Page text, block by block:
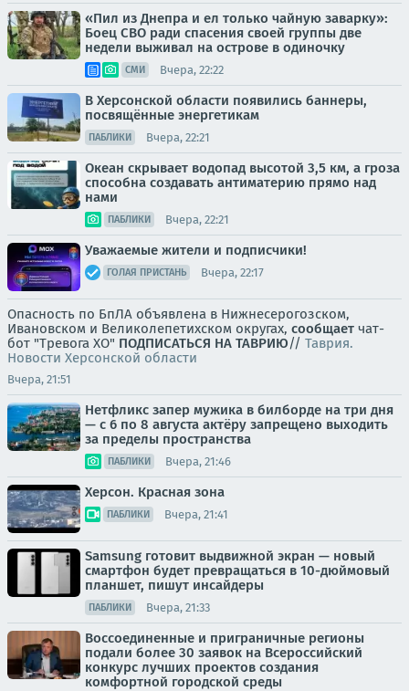
«Пил из Днепра и ел только чайную заварку»:
Боец СВО ради спасения своей группы две
недели выживал на острове в одиночку
СМИ Вчера, 22:22
В Херсонской области появились баннеры,
посвящённые энергетикам
ПАБЛИКИ Вчера, 22:21
Океан скрывает водопад высотой 3,5 км, а гроза
способна создавать антиматерию прямо над
нами
ПАБЛИКИ Вчера, 22:21
Уважаемые жители и подписчики!
ГОЛАЯ ПРИСТАНЬ Вчера, 22:17
Опасность по БпЛА объявлена в Нижнесерогозском,
Ивановском и Великолепетихском округах, сообщает чат-
бот "Тревога ХО" ПОДПИСАТЬСЯ НА ТАВРИЮ// Таврия.
Новости Херсонской области
Вчера, 21:51
Нетфликс запер мужика в билборде на три дня
— с 6 по 8 августа актёру запрещено выходить
за пределы пространства
ПАБЛИКИ Вчера, 21:46
Херсон. Красная зона
ПАБЛИКИ Вчера, 21:41
Samsung готовит выдвижной экран — новый
смартфон будет превращаться в 10-дюймовый
планшет, пишут инсайдеры
ПАБЛИКИ Вчера, 21:33
Воссоединенные и приграничные регионы
подали более 30 заявок на Всероссийский
конкурс лучших проектов создания
комфортной городской среды